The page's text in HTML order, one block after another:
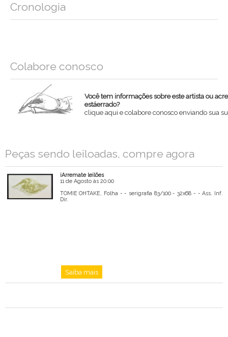
Cronologia
Colabore conosco
Você tem informações sobre este artista ou
estáerrado?
clique aqui e colabore conosco enviando sua
Mensagem
Peças sendo leiloadas, compre agora
iArremate leilões
11 de Agosto às 20:00
TOMIE OHTAKE, Folha - - serigrafia 83/100 - 32x68 - - Ass. Inf.
Dir.
Saiba mais